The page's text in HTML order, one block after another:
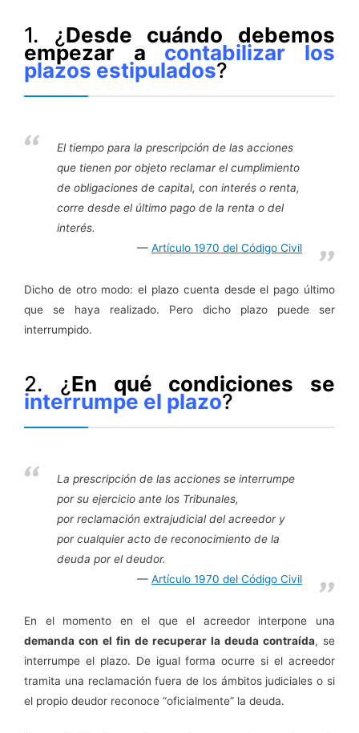
1. ¿Desde cuándo debemos
empezar a contabilizar los
plazos estipulados?
El tiempo para la prescripción de las acciones
que tienen por objeto reclamar el cumplimiento
de obligaciones de capital, con interés o renta,
corre desde el último pago de la renta o del
interés.
Artículo 1970 del Código Civil
Dicho de otro modo: el plazo cuenta desde el pago último
que se haya realizado. Pero dicho plazo puede ser
interrumpido.
2. ¿En qué condiciones se
interrumpe el plazo?
La prescripción de las acciones se interrumpe
por su ejercicio ante los Tribunales,
por reclamación extrajudicial del acreedor y
por cualquier acto de reconocimiento de la
deuda por el deudor.
Artículo 1970 del Código Civil
En el momento en el que el acreedor interpone una
demanda con el fin de recuperar la deuda contraída, se
interrumpe el plazo. De igual forma ocurre si el acreedor
tramita una reclamación fuera de los ámbitos judiciales o si
el propio deudor reconoce “oficialmente” la deuda.